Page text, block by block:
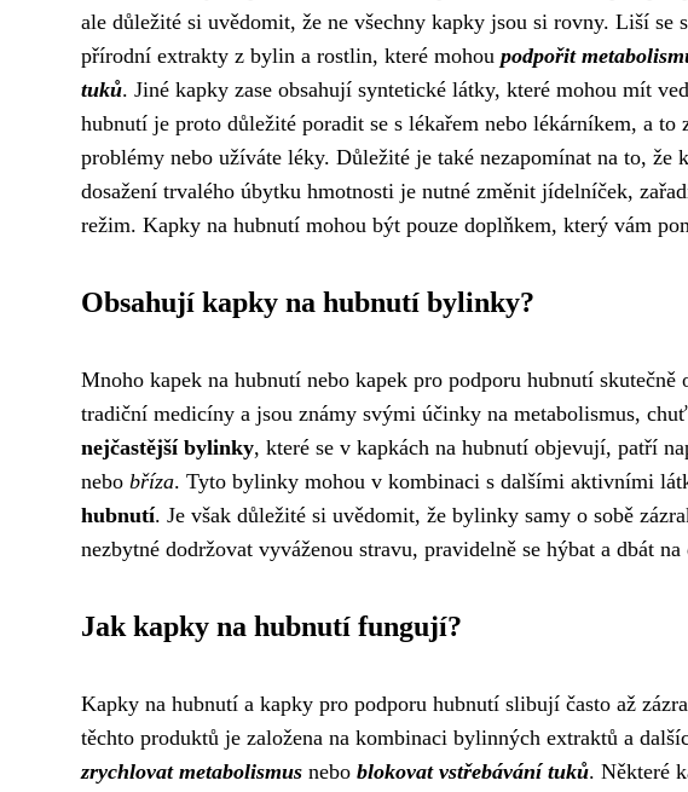
ale důležité si uvědomit, že ne všechny kapky jsou si rovny. Liší
přírodní extrakty z bylin a rostlin, které mohou podpořit
tuků. Jiné kapky zase obsahují syntetické látky, které mohou mít
hubnutí je proto důležité poradit se s lékařem nebo lékárníkem, a to
problémy nebo užíváte léky. Důležité je také nezapomínat na to, že
dosažení trvalého úbytku hmotnosti je nutné změnit jídelníček,
režim. Kapky na hubnutí mohou být pouze doplňkem, který vám
Obsahují kapky na hubnutí bylinky?
Mnoho kapek na hubnutí nebo kapek pro podporu hubnutí
tradiční medicíny a jsou známy svými účinky na metabolismus,
nejčastější bylinky, které se v kapkách na hubnutí objevují, patří
nebo bříza. Tyto bylinky mohou v kombinaci s dalšími aktivními
hubnutí. Je však důležité si uvědomit, že bylinky samy o sobě
nezbytné dodržovat vyváženou stravu, pravidelně se hýbat a dbát
Jak kapky na hubnutí fungují?
Kapky na hubnutí a kapky pro podporu hubnutí slibují často až
těchto produktů je založena na kombinaci bylinných extraktů a
zrychlovat metabolismus nebo blokovat vstřebávání tuků. Některé